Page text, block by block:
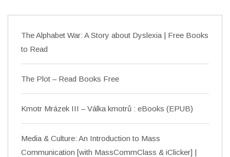
The Alphabet War: A Story about Dyslexia | Free Books
to Read
The Plot – Read Books Free
Kmotr Mrázek III – Válka kmotrů : eBooks (EPUB)
Media & Culture: An Introduction to Mass
Communication [with MassCommClass & iClicker] |